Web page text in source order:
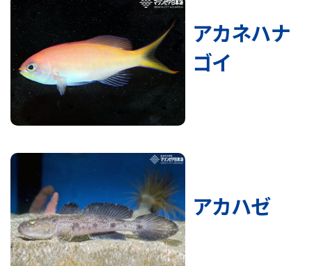
アカネハナ
ゴイ
アカハゼ